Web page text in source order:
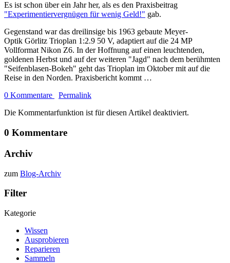
Es ist schon über ein Jahr her, als es den Praxisbeitrag
"Experimentiervergnügen für wenig Geld!" gab.
Gegenstand war das dreilinsige bis 1963 gebaute Meyer-
Optik Görlitz Trioplan 1:2.9 50 V, adaptiert auf die 24 MP
Vollformat Nikon Z6. In der Hoffnung auf einen leuchtenden,
goldenen Herbst und auf der weiteren "Jagd" nach dem berühmten
"Seifenblasen-Bokeh" geht das Trioplan im Oktober mit auf die
Reise in den Norden. Praxisbericht kommt …
0 Kommentare
Permalink
Die Kommentarfunktion ist für diesen Artikel deaktiviert.
0 Kommentare
Archiv
zum Blog-Archiv
Filter
Kategorie
Wissen
Ausprobieren
Reparieren
Sammeln